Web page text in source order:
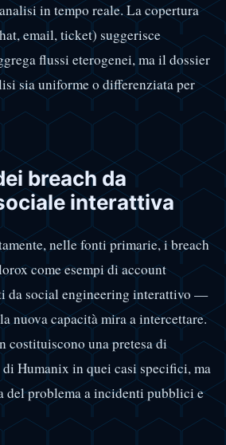
in tempo reale. La copertura
email, ticket) suggerisce
flussi eterogenei, ma il dossier
sia uniforme o differenziata per
breach da
interattiva
nelle fonti primarie, i breach
come esempi di account
da social engineering interattivo —
nuova capacità mira a intercettare.
costituiscono una pretesa di
Humanix in quei casi specifici, ma
del problema a incidenti pubblici e